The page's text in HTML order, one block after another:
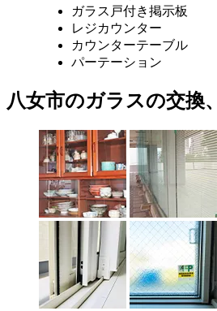
ガラス戸付き掲示板
レジカウンター
カウンターテーブル
パーテーション
八女市のガラスの交換